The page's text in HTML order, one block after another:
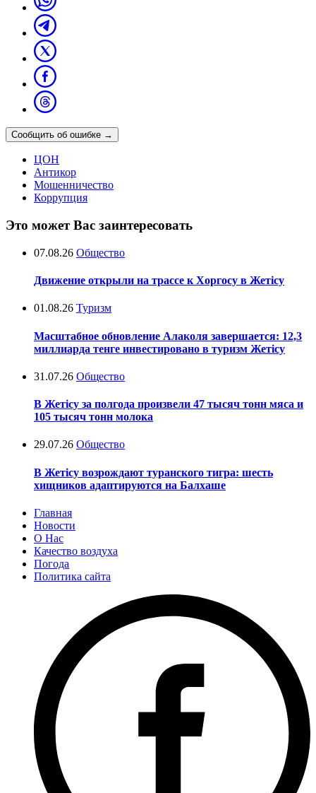
Сообщить об ошибке →
ЦОН
Антикор
Мошенничество
Коррупция
Это может Вас заинтересовать
07.08.26 Общество
Движение открыли на трассе к Хоргосу в Жетісу
01.08.26 Туризм
Масштабное обновление Алаколя завершается: 12,3
миллиарда тенге инвестировано в туризм Жетісу
31.07.26 Общество
В Жетісу за полгода произвели 47 тысяч тонн мяса и
105 тысяч тонн молока
29.07.26 Общество
В Жетісу возрождают туранского тигра: шесть
хищников адаптируются на Балхаше
Главная
Новости
О Нас
Качество воздуха
Погода
Политика сайта